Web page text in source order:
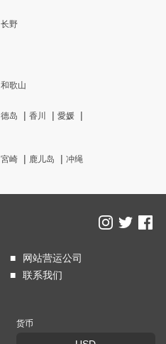
长野
和歌山
德岛 香川
愛媛
宮崎 鹿儿岛 冲绳
网站营运公司
联系我们
货币